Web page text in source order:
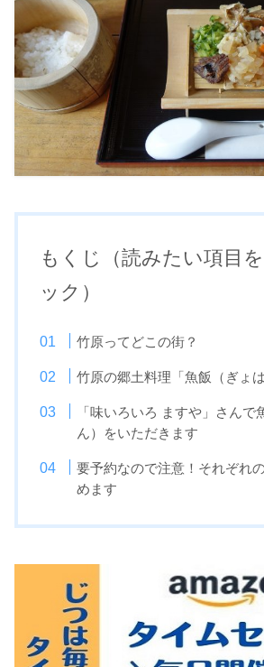
もくじ（読みたい項目
ック）
竹原ってどこの街？
竹原の郷土料理「魚飯（ぎょは
「味いろいろ ますや」さんで
ん）をいただきます
要予約なので注意！それぞれ
めます